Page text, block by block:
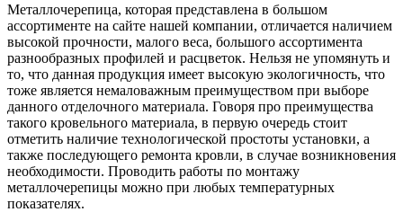
Металлочерепица, которая представлена в большом
ассортименте на сайте нашей компании, отличается наличием
высокой прочности, малого веса, большого ассортимента
разнообразных профилей и расцветок. Нельзя не упомянуть и
то, что данная продукция имеет высокую экологичность, что
тоже является немаловажным преимуществом при выборе
данного отделочного материала. Говоря про преимущества
такого кровельного материала, в первую очередь стоит
отметить наличие технологической простоты установки, а
также последующего ремонта кровли, в случае возникновения
необходимости. Проводить работы по монтажу
металлочерепицы можно при любых температурных
показателях.